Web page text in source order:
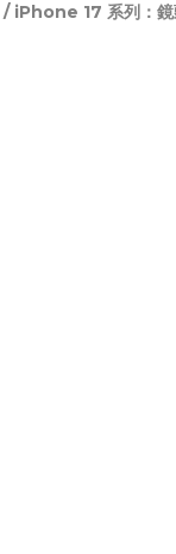
/ iPhone 17 系列：鏡